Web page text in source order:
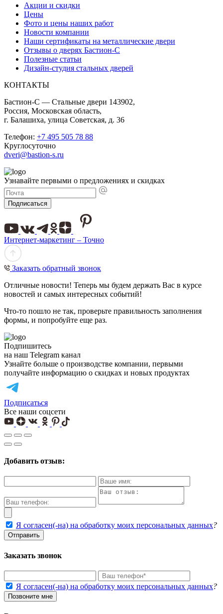
Акции и скидки
Цены
Фото и цены наших работ
Новости компании
Наши сертификаты на металлические двери
Отзывы о дверях Бастион-С
Полезные статьи
Дизайн-студия стальных дверей
КОНТАКТЫ
Бастион-С — Стальные двери 143902,
Россия, Московская область,
г. Балашиха, улица Советская, д. 36
Телефон: +7 495 505 78 88
Круглосуточно
dveri@bastion-s.ru
Узнавайте первыми о предложениях и скидках
Подписаться
Интернет-маркетинг – Точно
Заказать обратный звонок
Отличные новости! Теперь мы будем держать Вас в курсе
новостей и самых интересных событий!
Что-то пошло не так, проверьте правильность заполнения
формы, и попробуйте еще раз.
Подпишитесь
на наш Telegram канал
Узнайте больше о производстве компании, первыми
получайте информацию о скидках и новых продуктах
Подписаться
Все наши соцсети
Добавить отзыв:
Я согласен(-на) на обработку моих персональных данных?
Отправить
Заказать звонок
Я согласен(-на) на обработку моих персональных данных?
Позвоните мне